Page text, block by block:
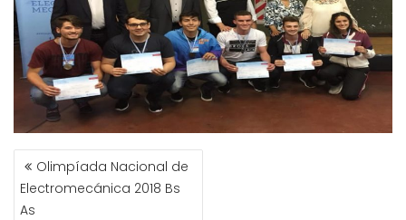
NAVEGACIÓN
DE
ENTRADAS
Olimpíada Nacional de
Electromecánica 2018 Bs
As